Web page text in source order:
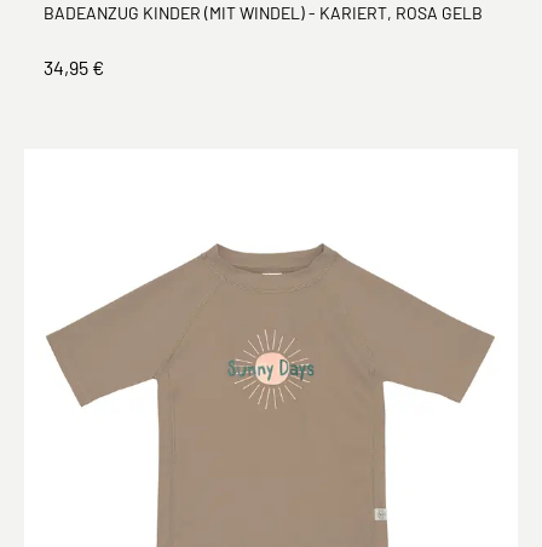
BADEANZUG KINDER (MIT WINDEL) - KARIERT, ROSA GELB
34,95 €